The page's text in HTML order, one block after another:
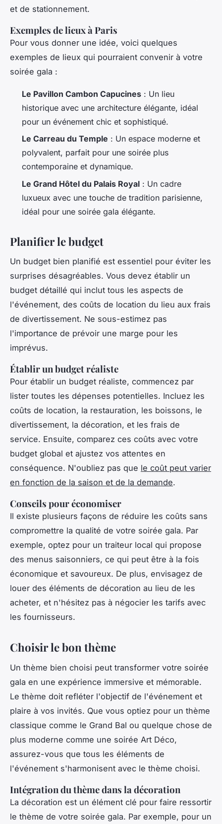
et de stationnement.
Exemples de lieux à Paris
Pour vous donner une idée, voici quelques
exemples de lieux qui pourraient convenir à votre
soirée gala :
Le Pavillon Cambon Capucines : Un lieu
historique avec une architecture élégante, idéal
pour un événement chic et sophistiqué.
Le Carreau du Temple : Un espace moderne et
polyvalent, parfait pour une soirée plus
contemporaine et dynamique.
Le Grand Hôtel du Palais Royal : Un cadre
luxueux avec une touche de tradition parisienne,
idéal pour une soirée gala élégante.
Planifier le budget
Un budget bien planifié est essentiel pour éviter les
surprises désagréables. Vous devez établir un
budget détaillé qui inclut tous les aspects de
l'événement, des coûts de location du lieu aux frais
de divertissement. Ne sous-estimez pas
l'importance de prévoir une marge pour les
imprévus.
Établir un budget réaliste
Pour établir un budget réaliste, commencez par
lister toutes les dépenses potentielles. Incluez les
coûts de location, la restauration, les boissons, le
divertissement, la décoration, et les frais de
service. Ensuite, comparez ces coûts avec votre
budget global et ajustez vos attentes en
conséquence. N'oubliez pas que le coût peut varier
en fonction de la saison et de la demande.
Conseils pour économiser
Il existe plusieurs façons de réduire les coûts sans
compromettre la qualité de votre soirée gala. Par
exemple, optez pour un traiteur local qui propose
des menus saisonniers, ce qui peut être à la fois
économique et savoureux. De plus, envisagez de
louer des éléments de décoration au lieu de les
acheter, et n'hésitez pas à négocier les tarifs avec
les fournisseurs.
Choisir le bon thème
Un thème bien choisi peut transformer votre soirée
gala en une expérience immersive et mémorable.
Le thème doit refléter l'objectif de l'événement et
plaire à vos invités. Que vous optiez pour un thème
classique comme le Grand Bal ou quelque chose de
plus moderne comme une soirée Art Déco,
assurez-vous que tous les éléments de
l'événement s'harmonisent avec le thème choisi.
Intégration du thème dans la décoration
La décoration est un élément clé pour faire ressortir
le thème de votre soirée gala. Par exemple, pour un